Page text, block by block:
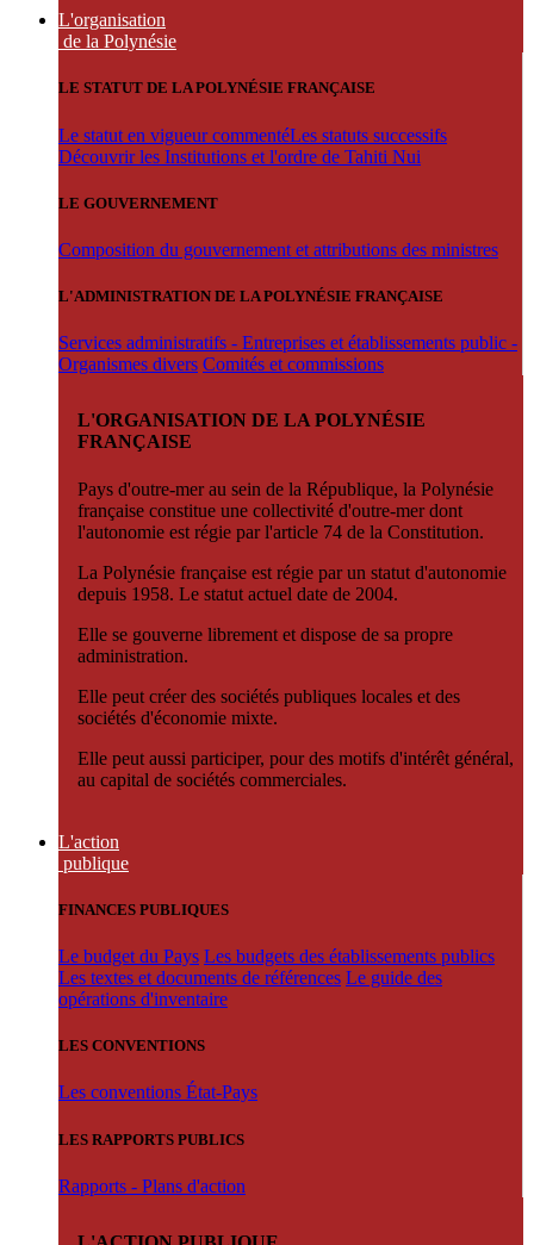
L'organisation
de la Polynésie
LE STATUT DE LA POLYNÉSIE FRANÇAISE
Le statut en vigueur commentéLes statuts successifs
Découvrir les Institutions et l'ordre de Tahiti Nui
LE GOUVERNEMENT
Composition du gouvernement et attributions des ministres
L'ADMINISTRATION DE LA POLYNÉSIE FRANÇAISE
Services administratifs - Entreprises et établissements public -
Organismes divers Comités et commissions
L'ORGANISATION DE LA POLYNÉSIE
FRANÇAISE
Pays d'outre-mer au sein de la République, la Polynésie
française constitue une collectivité d'outre-mer dont
l'autonomie est régie par l'article 74 de la Constitution.
La Polynésie française est régie par un statut d'autonomie
depuis 1958. Le statut actuel date de 2004.
Elle se gouverne librement et dispose de sa propre
administration.
Elle peut créer des sociétés publiques locales et des
sociétés d'économie mixte.
Elle peut aussi participer, pour des motifs d'intérêt général,
au capital de sociétés commerciales.
L'action
publique
FINANCES PUBLIQUES
Le budget du Pays Les budgets des établissements publics
Les textes et documents de références Le guide des
opérations d'inventaire
LES CONVENTIONS
Les conventions État-Pays
LES RAPPORTS PUBLICS
Rapports - Plans d'action